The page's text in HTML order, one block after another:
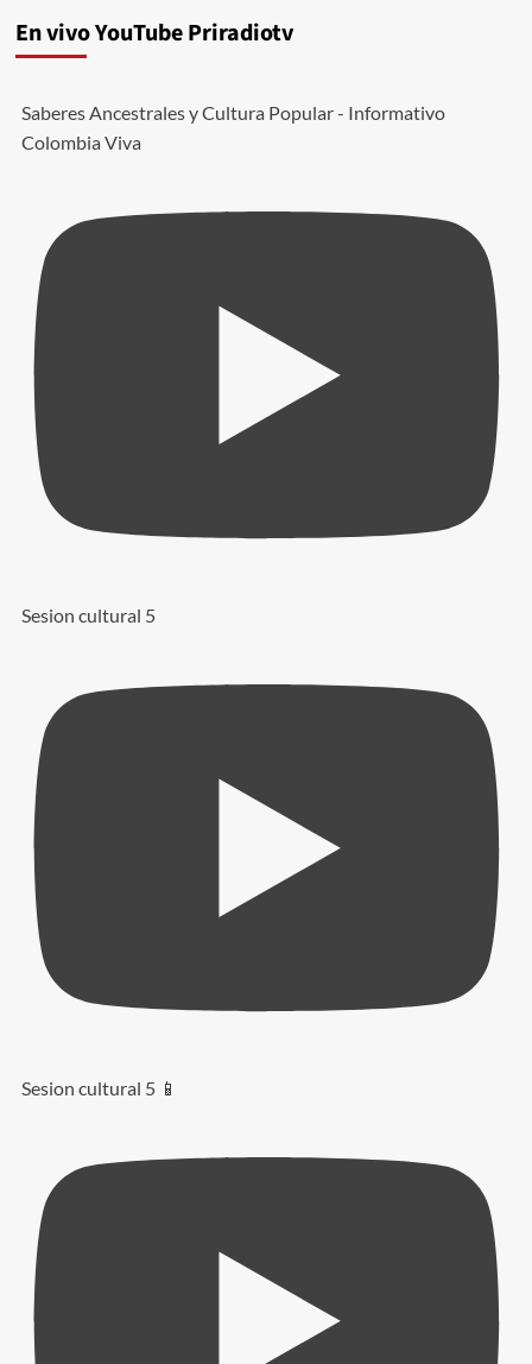
En vivo YouTube Priradiotv
Saberes Ancestrales y Cultura Popular - Informativo
Colombia Viva
Sesion cultural 5
Sesion cultural 5 📱